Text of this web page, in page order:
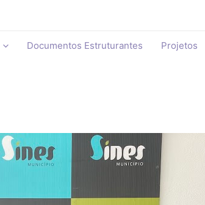
Documentos Estruturantes Projetos